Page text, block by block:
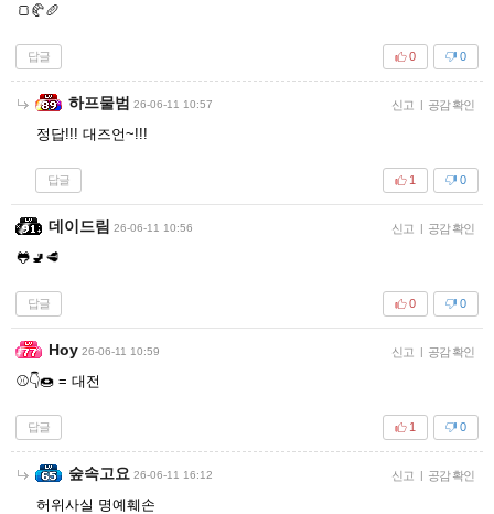
🍞🥐🥖
답글 0
0
하프물범 26-06-11 10:57 신고 | 공감 확인
정답!!! 대즈언~!!!
답글 0
1
데이드림 26-06-11 10:56 신고 | 공감 확인
🐸🚽🥩
답글 0
0
Hoy 26-06-11 10:59 신고 | 공감 확인
⚾👇🍩 = 대전
답글 0
1
숲속고요 26-06-11 16:12 신고 | 공감 확인
허위사실 명예훼손